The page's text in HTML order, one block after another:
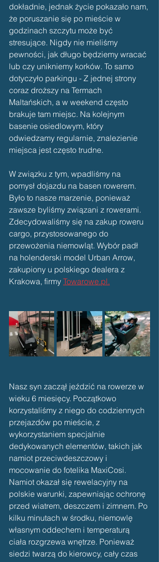
dokładnie, jednak życie pokazało nam,
że poruszanie się po mieście w
godzinach szczytu może być
stresujące. Nigdy nie mieliśmy
pewności, jak długo będziemy wracać
lub czy unikniemy korków. To samo
dotyczyło parkingu - Z jednej strony
coraz droższy na Termach
Maltańskich, a w weekend często
brakuje tam miejsc. Na kolejnym
basenie osiedlowym, który
odwiedzamy regularnie, znalezienie
miejsca jest często trudne.
W związku z tym, wpadliśmy na
pomysł dojazdu na basen rowerem.
Było to nasze marzenie, ponieważ
zawsze byliśmy związani z rowerami.
Zdecydowaliśmy się na zakup roweru
cargo, przystosowanego do
przewożenia niemowląt. Wybór padł
na holenderski model Urban Arrow,
zakupiony u polskiego dealera z
Krakowa, firmy Towarowe.pl.
Nasz syn zaczął jeździć na rowerze w
wieku 6 miesięcy. Początkowo
korzystaliśmy z niego do codziennych
przejazdów po mieście, z
wykorzystaniem specjalnie
dedykowanych elementów, takich jak
namiot przeciwdeszczowy i
mocowanie do fotelika MaxiCosi.
Namiot okazał się rewelacyjny na
polskie warunki, zapewniając ochronę
przed wiatrem, deszczem i zimnem. Po
kilku minutach w środku, niemowlę
własnym oddechem i temperaturą
ciała rozgrzewa wnętrze. Ponieważ
siedzi twarzą do kierowcy, cały czas